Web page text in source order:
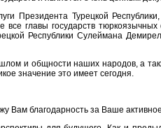
Президента Турецкой
главы государств
Республики Сулеймана
и общности наших народов, а
значение это имеет сегодня.
благодарность за Ваше